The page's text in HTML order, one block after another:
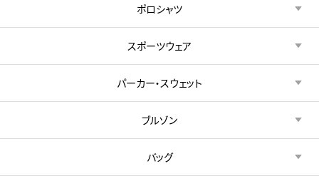
ポロシャツ
スポーツウェア
パーカー・スウェット
ブルゾン
バッグ